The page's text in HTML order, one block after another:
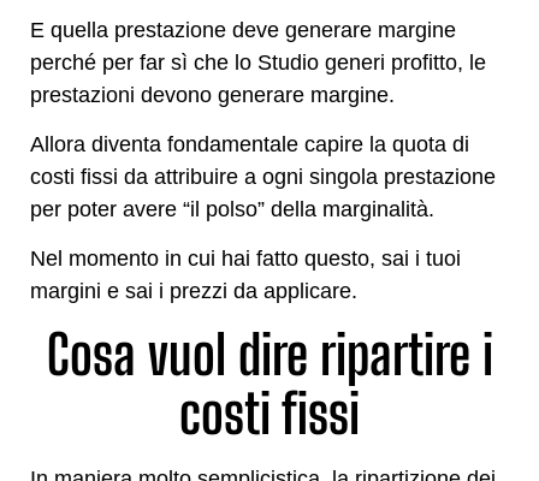
E quella prestazione deve generare margine
perché per far sì che lo Studio generi profitto, le
prestazioni devono generare margine.
Allora diventa fondamentale capire la quota di
costi fissi da attribuire a ogni singola prestazione
per poter avere “il polso” della marginalità.
Nel momento in cui hai fatto questo, sai i tuoi
margini e sai i prezzi da applicare.
Cosa vuol dire ripartire i
costi fissi